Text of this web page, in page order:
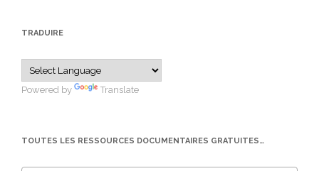
TRADUIRE
Powered by Translate
TOUTES LES RESSOURCES DOCUMENTAIRES GRATUITES…